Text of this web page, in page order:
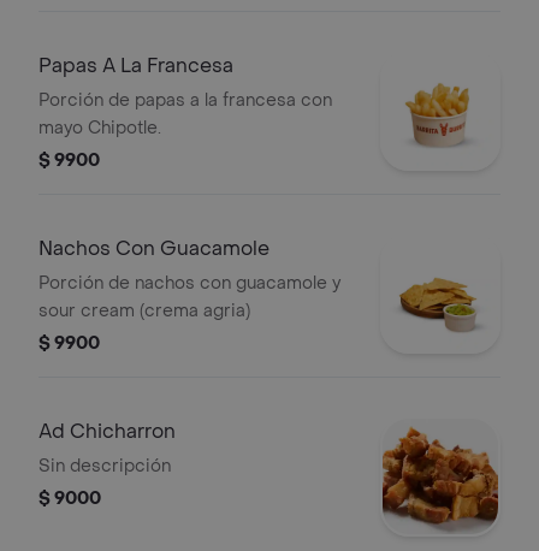
Papas A La Francesa
Porción de papas a la francesa con
mayo Chipotle.
$ 9900
Nachos Con Guacamole
Porción de nachos con guacamole y
sour cream (crema agria)
$ 9900
Ad Chicharron
Sin descripción
$ 9000